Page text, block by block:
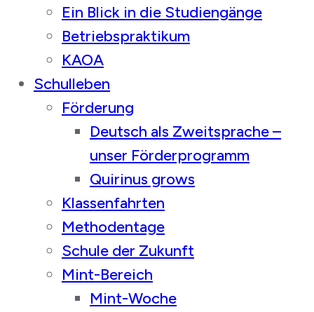
Ein Blick in die Studiengänge
Betriebspraktikum
KAOA
Schulleben
Förderung
Deutsch als Zweitsprache –
unser Förderprogramm
Quirinus grows
Klassenfahrten
Methodentage
Schule der Zukunft
Mint-Bereich
Mint-Woche